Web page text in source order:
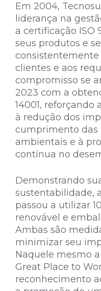
Em 2004,
liderança na
a certificação ISO
seus produtos e
consistentemente
clientes e aos
compromisso se
2023 com a
14001, reforçando
à redução dos
cumprimento das
ambientais e à
contínua no
Demonstrando
sustentabilidade,
passou a utilizar
renovável e
Ambas são
minimizar seu
Naquele mesmo
Great Place to
reconhecimento